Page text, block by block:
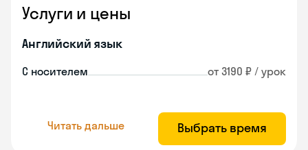
Услуги и цены
Английский язык
С носителем от 3190 ₽ / урок
Читать дальше Выбрать время